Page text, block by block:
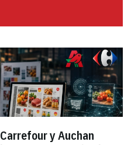
Carrefour y Auchan